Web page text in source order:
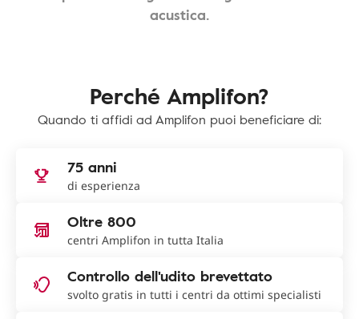
acustica.
Perché Amplifon?
Quando ti affidi ad Amplifon puoi beneficiare di:
75 anni
di esperienza
Oltre 800
centri Amplifon in tutta Italia
Controllo dell'udito brevettato
svolto gratis in tutti i centri da ottimi specialisti